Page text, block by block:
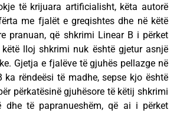
të krijuara artificialisht, këta autorë
me fjalët e greqishtes dhe në këtë
pranuan, që shkrimi Linear B i përket
këtë lloj shkrimi nuk është gjetur asnjë
Gjetja e fjalëve të gjuhës pellazge në
ka rëndeësi të madhe, sepse kjo është
përkatësinë gjuhësore të këtij shkrimi
dhe të papranueshëm, që ai i përket